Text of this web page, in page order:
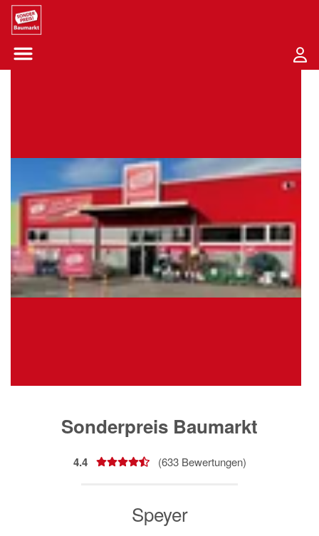
Sounder Preis Logo
Sonderpreis Baumarkt
4.4 (633Bewertungen)
Speyer